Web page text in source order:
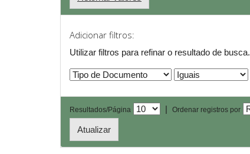
Adicionar filtros:
Utilizar filtros para refinar o resultado de busca.
Resultados/Página | Ordenar registros por